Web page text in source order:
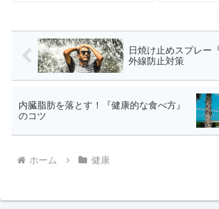
日焼け止めスプレー
外線防止対策
内臓脂肪を落とす！『健康的な食べ方』
のコツ
ホーム 健康